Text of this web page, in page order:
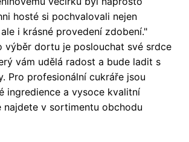
hosté si pochvalovali nejen
i krásné provedení zdobení."
výběr dortu je poslouchat své srdce
vám udělá radost a bude ladit s
Pro profesionální cukráře jsou
ingredience a vysoce kvalitní
najdete v sortimentu obchodu